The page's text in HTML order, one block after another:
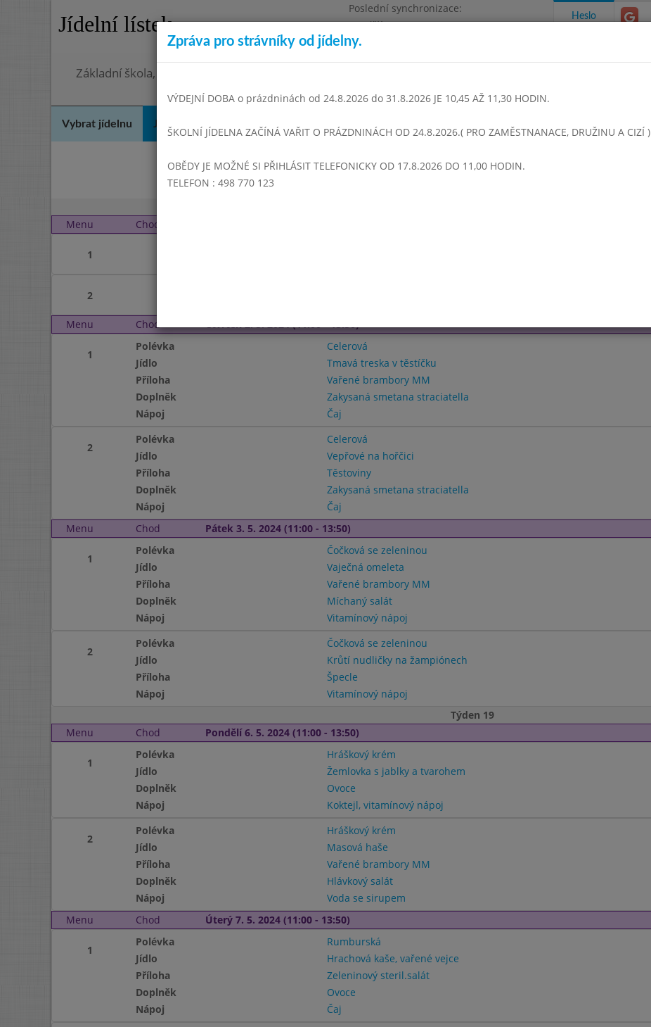
Jídelní lístek
Poslední synchronizace:
Pondělí 3.8.2026 9:06
Omezení objednávek
Základní škola, Hradec Králové, Bezručova 1468
Heslo
Vybrat jídelnu Jídelní lístek
Březen 2024 Duben 2024 Květen 2024 Červen 2024
Menu
Chod
1
2
Menu Chod Čtvrtek 2. 5. 2024 (11:00 - 13:50)
1
Polévka Celerová
Jídlo
Tmavá treska v těstíčku
Příloha
Vařené brambory MM
Doplněk
Zakysaná smetana straciatella
Nápoj
Čaj
2
Polévka Celerová
Jídlo
Vepřové na hořčici
Příloha
Těstoviny
Doplněk
Zakysaná smetana straciatella
Nápoj
Čaj
Menu
Chod Pátek 3. 5. 2024 (11:00 - 13:50)
1
Polévka Čočková se zeleninou
Jídlo
Vaječná omeleta
Příloha
Vařené brambory MM
Doplněk
Míchaný salát
Nápoj
Vitamínový nápoj
2
Polévka Čočková se zeleninou
Jídlo
Krůtí nudličky na žampiónech
Příloha
Špecle
Nápoj
Vitamínový nápoj
Týden 19
Menu
Chod Pondělí 6. 5. 2024 (11:00 - 13:50)
1
Polévka Hráškový krém
Jídlo
Žemlovka s jablky a tvarohem
Doplněk
Ovoce
Nápoj
Koktejl, vitamínový nápoj
2
Polévka Hráškový krém
Jídlo
Masová haše
Příloha
Vařené brambory MM
Doplněk
Hlávkový salát
Nápoj
Voda se sirupem
Menu
Chod Úterý 7. 5. 2024 (11:00 - 13:50)
1
Polévka Rumburská
Jídlo
Hrachová kaše, vařené vejce
Příloha
Zeleninový steril.salát
Doplněk
Ovoce
Nápoj
Čaj
Zpráva pro strávníky od jídelny.
VÝDEJNÍ DOBA o prázdninách od 24.8.2026 do 31.8.2026 JE 10,45 AŽ 11,30 HODIN.
ŠKOLNÍ JÍDELNA ZAČÍNÁ VAŘIT O PRÁZDNINÁCH OD 24.8.2026.( PRO ZAMĚSTNANACE, DRUŽINU A CIZÍ )
OBĚDY JE MOŽNÉ SI PŘIHLÁSIT TELEFONICKY OD 17.8.2026 DO 11,00 HODIN.
TELEFON : 498 770 123